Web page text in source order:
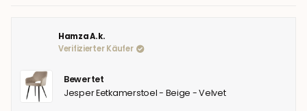
Hamza A. k.
Verifizierter Käufer
Bewertet
Jesper Eetkamerstoel - Beige - Velvet